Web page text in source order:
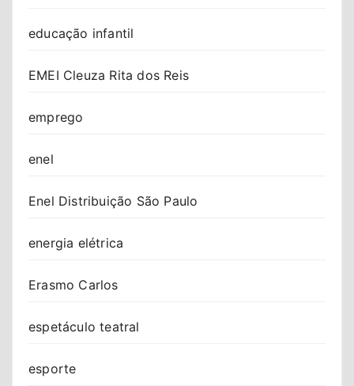
educação infantil
EMEI Cleuza Rita dos Reis
emprego
enel
Enel Distribuição São Paulo
energia elétrica
Erasmo Carlos
espetáculo teatral
esporte